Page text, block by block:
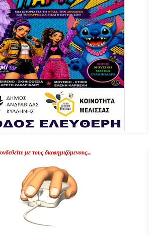
με τους διαφημιζόμενους...